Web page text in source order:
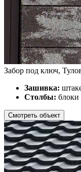
Забор под ключ,
Зашивка:
Столбы: блоки
Смотреть объект